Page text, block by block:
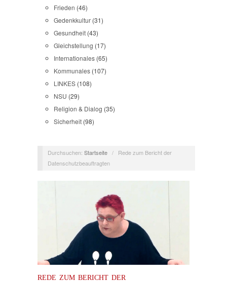
Frieden (46)
Gedenkkultur (31)
Gesundheit (43)
Gleichstellung (17)
Internationales (65)
Kommunales (107)
LINKES (108)
NSU (29)
Religion & Dialog (35)
Sicherheit (98)
Durchsuchen: Startseite /
Rede zum Bericht der
Datenschutzbeauftragten
REDE ZUM BERICHT DER